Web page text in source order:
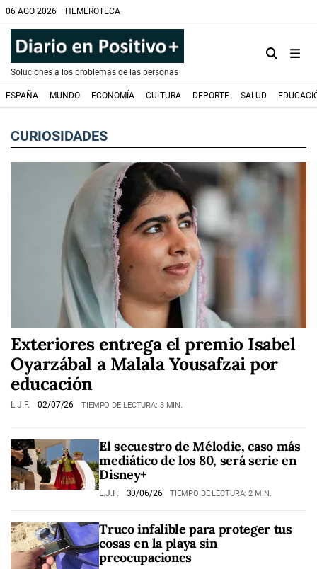
06 AGO 2026 HEMEROTECA
Soluciones a los problemas de las personas
ESPAÑA MUNDO ECONOMÍA CULTURA DEPORTE SALUD
CURIOSIDADES
Exteriores entrega el premio Isabel
Oyarzábal a Malala Yousafzai por
educación
L.J.F. 02/07/26 TIEMPO DE LECTURA: 3 MIN.
El secuestro de Mélodie, caso más
mediático de los 80, será serie en
Disney+
L.J.F. 30/06/26 TIEMPO DE LECTURA: 2 MIN.
Truco infalible para proteger tus
cosas en la playa sin
preocupaciones